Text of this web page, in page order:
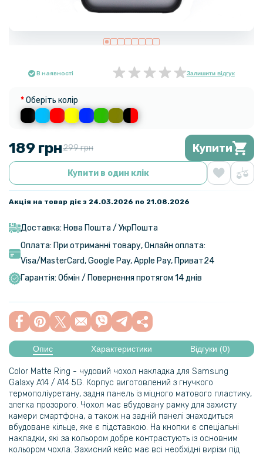
В наявності Залишити відгук
Оберіть колір
189 грн299 грн Купити
Купити в один клік
Акція на товар діє з 24.03.2026 по 21.08.2026
Доставка: Нова Пошта / УкрПошта
Оплата: При отриманні товару, Онлайн оплата:
Visa/MasterСard, Google Pay, Apple Pay, Приват24
Гарантія: Обмін / Повернення протягом 14 днів
Опис Характеристики Відгуки (0)
Color Matte Ring - чудовий чохол накладка для Samsung
Galaxy A14 / A14 5G. Корпус виготовлений з гнучкого
термополіуретану, задня панель із міцного матового пластику,
злегка прозорого. Чохол має вбудовану рамку для захисту
камери смартфона, а також на задній панелі знаходиться
вбудоване кільце, яке є підставкою. На кнопки є спеціальні
накладки, які за кольором добре контрастують із основним
кольором чохла. Захисний кейс має всі необхідні вирізи під